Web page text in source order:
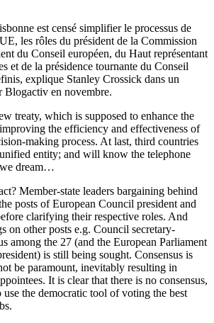
est censé simplifier le processus de
les rôles du président de la Commission
du Conseil européen, du Haut représentant
et de la présidence tournante du Conseil
explique Stanley Crossick dans un
Blogactiv en novembre.
treaty, which is supposed to enhance the
the efficiency and effectiveness of
making process. At last, third countries
entity; and will know the telephone
dream…
Member-state leaders bargaining behind
posts of European Council president and
clarifying their respective roles. And
on other posts e.g. Council secretary-
among the 27 (and the European Parliament
is still being sought. Consensus is
be paramount, inevitably resulting in
It is clear that there is no consensus,
use the democratic tool of voting the best